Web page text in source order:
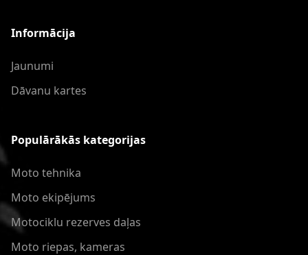
Informācija
Jaunumi
Dāvanu kartes
Populārākās kategorijas
Moto tehnika
Moto ekipējums
Motociklu rezerves daļas
Moto riepas, kameras